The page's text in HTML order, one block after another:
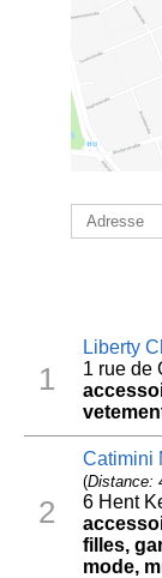
1
Liberty
1 rue de
2
Catimini
(Distance:
6 Hent
filles,
mode,